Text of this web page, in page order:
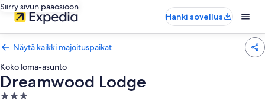
Siirry sivun pääosioon
Hanki sovellus
Näytä kaikki majoituspaikat
Koko loma-asunto
Dreamwood Lodge
3.0